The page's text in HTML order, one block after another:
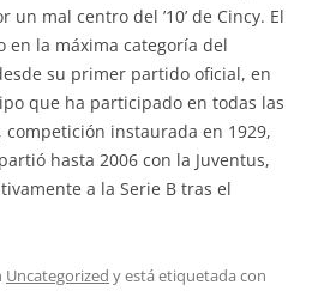
mal centro del ’10’ de Cincy. El
en la máxima categoría del
su primer partido oficial, en
que ha participado en todas las
competición instaurada en 1929,
hasta 2006 con la Juventus,
a la Serie B tras el
Uncategorized y está etiquetada con